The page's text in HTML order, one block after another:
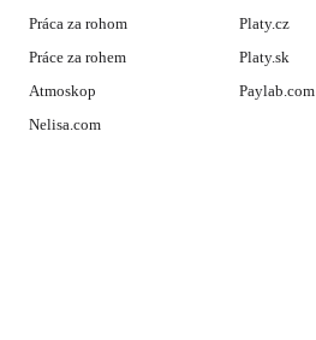
Práca za rohom
Práce za rohem
Atmoskop
Nelisa.com
Platy.cz
Platy.sk
Paylab.com